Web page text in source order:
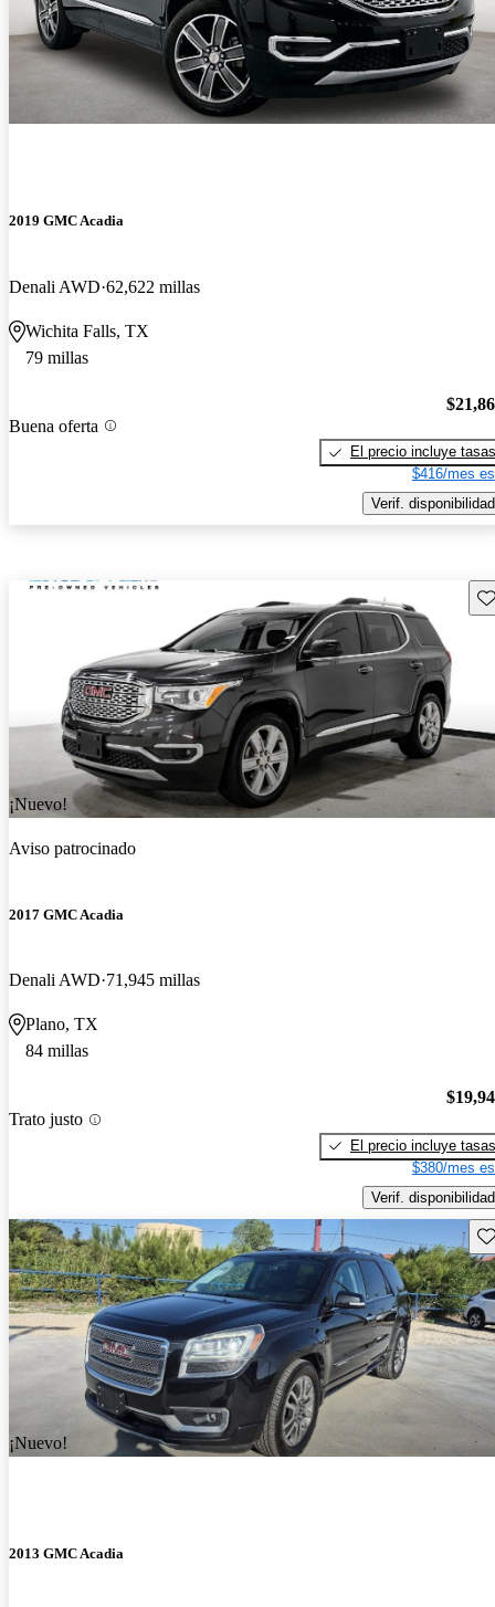
2019 GMC Acadia
Denali AWD 62,622 millas
Wichita Falls, TX
79 millas
Buena oferta
El precio incluye tasas
$416/mes
Verif. disponibilidad
¡Nuevo!
Aviso patrocinado
2017 GMC Acadia
Denali AWD 71,945 millas
Plano, TX
84 millas
Trato justo
El precio incluye tasas
$380/mes
Verif. disponibilidad
¡Nuevo!
2013 GMC Acadia